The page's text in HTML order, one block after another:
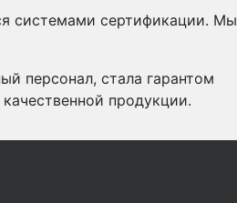
системами сертификации. Мы
персонал, стала гарантом
продукции.